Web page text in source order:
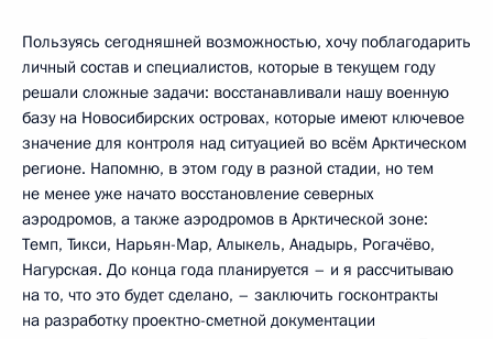
Пользуясь сегодняшней возможностью, хочу поблагодарить
личный состав и специалистов, которые в текущем году
решали сложные задачи: восстанавливали нашу военную
базу на Новосибирских островах, которые имеют ключевое
значение для контроля над ситуацией во всём Арктическом
регионе. Напомню, в этом году в разной стадии, но тем
не менее уже начато восстановление северных
аэродромов, а также аэродромов в Арктической зоне:
Темп, Тикси, Нарьян-Мар, Алыкель, Анадырь, Рогачёво,
Нагурская. До конца года планируется – и я рассчитываю
на то, что это будет сделано, – заключить госконтракты
на разработку проектно-сметной документации